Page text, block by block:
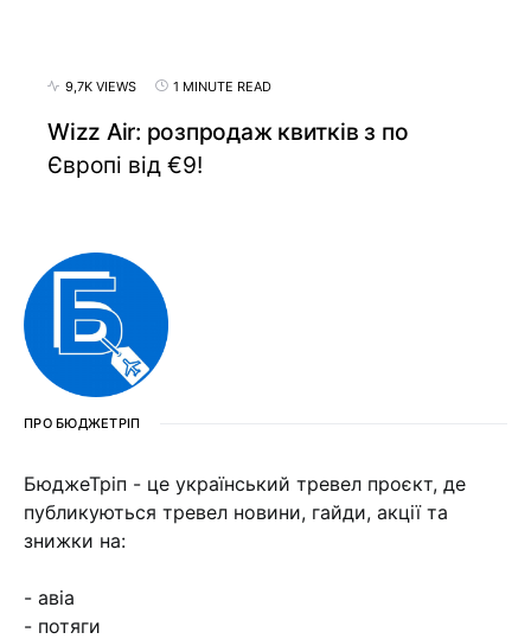
9,7K VIEWS 1 MINUTE READ
Wizz Air: розпродаж квитків з по
Європі від €9!
ПРО БЮДЖЕТРІП
БюджеТріп - це український тревел проєкт, де
публикуються тревел новини, гайди, акції та
знижки на:
- авіа
- потяги